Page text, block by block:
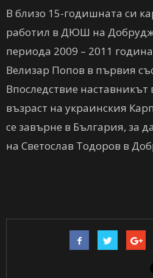
В близо 15-годишната си
работил в ДЮШ на
периода 2009 – 2011
Велизар Попов в първия
Впоследствие
възраст на украинския
се завърне в България, за
на Светослав Тодоров в